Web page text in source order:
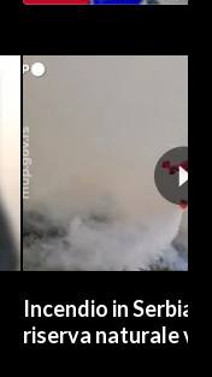
Incendio in Serbia,
riserva naturale